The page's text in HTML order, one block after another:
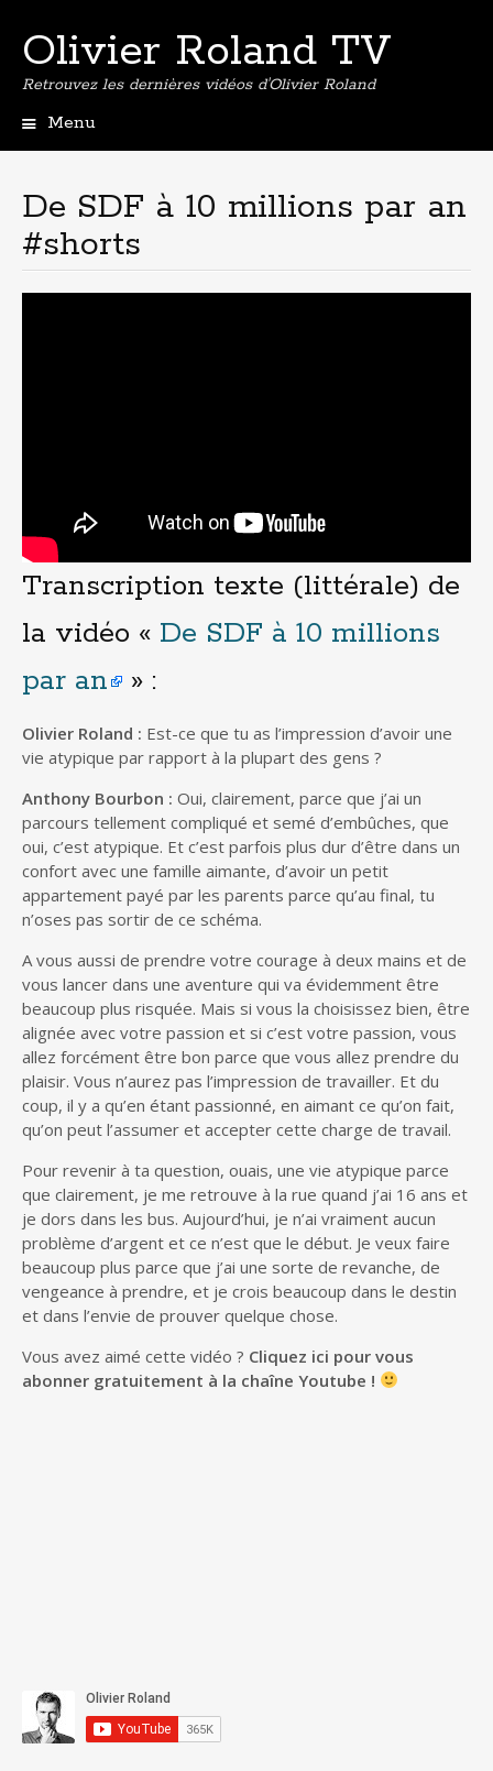
Olivier Roland TV
Retrouvez les dernières vidéos d'Olivier Roland
Menu
principal
De SDF à 10 millions par an
#shorts
Transcription texte (littérale) de
la vidéo « De SDF à 10 millions
par an
» :
Olivier Roland : Est-ce que tu as l’impression d’avoir une
vie atypique par rapport à la plupart des gens ?
Anthony Bourbon : Oui, clairement, parce que j’ai un
parcours tellement compliqué et semé d’embûches, que
oui, c’est atypique. Et c’est parfois plus dur d’être dans un
confort avec une famille aimante, d’avoir un petit
appartement payé par les parents parce qu’au final, tu
n’oses pas sortir de ce schéma.
A vous aussi de prendre votre courage à deux mains et de
vous lancer dans une aventure qui va évidemment être
beaucoup plus risquée. Mais si vous la choisissez bien, être
alignée avec votre passion et si c’est votre passion, vous
allez forcément être bon parce que vous allez prendre du
plaisir. Vous n’aurez pas l’impression de travailler. Et du
coup, il y a qu’en étant passionné, en aimant ce qu’on fait,
qu’on peut l’assumer et accepter cette charge de travail.
Pour revenir à ta question, ouais, une vie atypique parce
que clairement, je me retrouve à la rue quand j’ai 16 ans et
je dors dans les bus. Aujourd’hui, je n’ai vraiment aucun
problème d’argent et ce n’est que le début. Je veux faire
beaucoup plus parce que j’ai une sorte de revanche, de
vengeance à prendre, et je crois beaucoup dans le destin
et dans l’envie de prouver quelque chose.
Vous avez aimé cette vidéo ? Cliquez ici pour vous
abonner gratuitement à la chaîne Youtube !